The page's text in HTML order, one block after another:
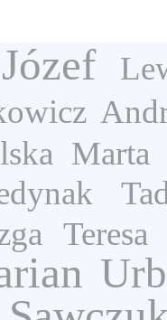
Józef
Marta
Teresa